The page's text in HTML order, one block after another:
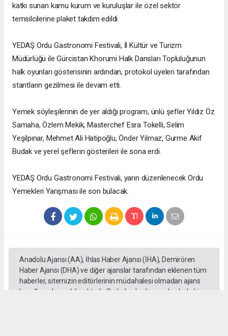
katkı sunan kamu kurum ve kuruluşlar ile özel sektör
temsilcilerine plaket takdim edildi.
YEDAŞ Ordu Gastronomi Festivali, İl Kültür ve Turizm
Müdürlüğü ile Gürcistan Khorumi Halk Dansları Topluluğunun
halk oyunları gösterisinin ardından, protokol üyeleri tarafından
stantların gezilmesi ile devam etti.
Yemek söyleşilerinin de yer aldığı program, ünlü şefler Yıldız Öz
Samaha, Özlem Mekik, Masterchef Esra Tokelli, Selim
Yeşilpınar, Mehmet Ali Hatipoğlu, Önder Yılmaz, Gurme Akif
Budak ve yerel şeflerin gösterileri ile sona erdi.
YEDAŞ Ordu Gastronomi Festivali, yarın düzenlenecek Ordu
Yemekleri Yarışması ile son bulacak.
Anadolu Ajansı (AA), İhlas Haber Ajansı (İHA), Demirören
Haber Ajansı (DHA) ve diğer ajanslar tarafından eklenen tüm
haberler, sitemizin editörlerinin müdahalesi olmadan ajans
kanallarından çekilmektedir. Bu haberlerde yer alan hukuki